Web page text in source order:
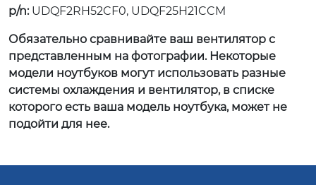
p/n: UDQF2RH52CF0, UDQF25H21CCM
Обязательно сравнивайте ваш вентилятор с
представленным на фотографии. Некоторые
модели ноутбуков могут использовать разные
системы охлаждения и вентилятор, в списке
которого есть ваша модель ноутбука, может не
подойти для нее.